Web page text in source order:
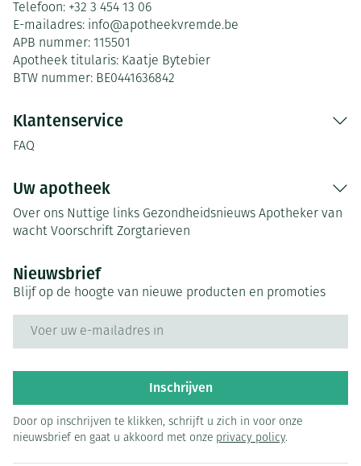
Telefoon: +32 3 454 13 06
E-mailadres: info@apotheekvremde.be
APB nummer: 115501
Apotheek titularis: Kaatje Bytebier
BTW nummer: BE0441636842
Klantenservice
FAQ
Uw apotheek
Over ons Nuttige links Gezondheidsnieuws Apotheker van
wacht Voorschrift Zorgtarieven
Nieuwsbrief
Blijf op de hoogte van nieuwe producten en promoties
Inschrijven
Door op inschrijven te klikken, schrijft u zich in voor onze
nieuwsbrief en gaat u akkoord met onze privacy policy.